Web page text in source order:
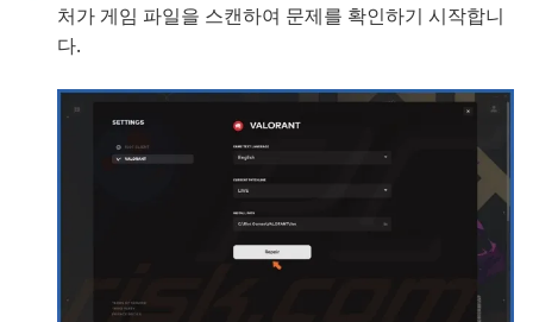
처가 게임 파일을 스캔하여 문제를 확인하기 시작합니
다.